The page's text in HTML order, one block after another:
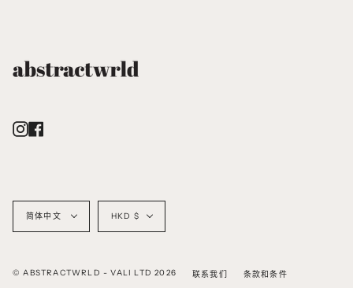
Instagram
语
言
简体中文
货
币
HKD $
© ABSTRACTWRLD - VALI LTD 2026 联系我们 条款和条件